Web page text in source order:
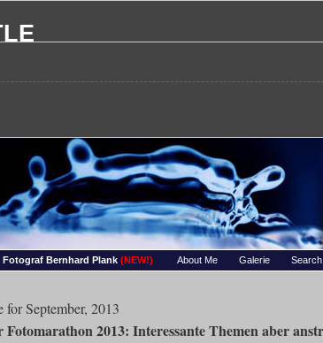
Fotograf Bernhard Plank (NEW!) About Me Galerie
for September, 2013
Fotomarathon 2013: Interessante Themen aber